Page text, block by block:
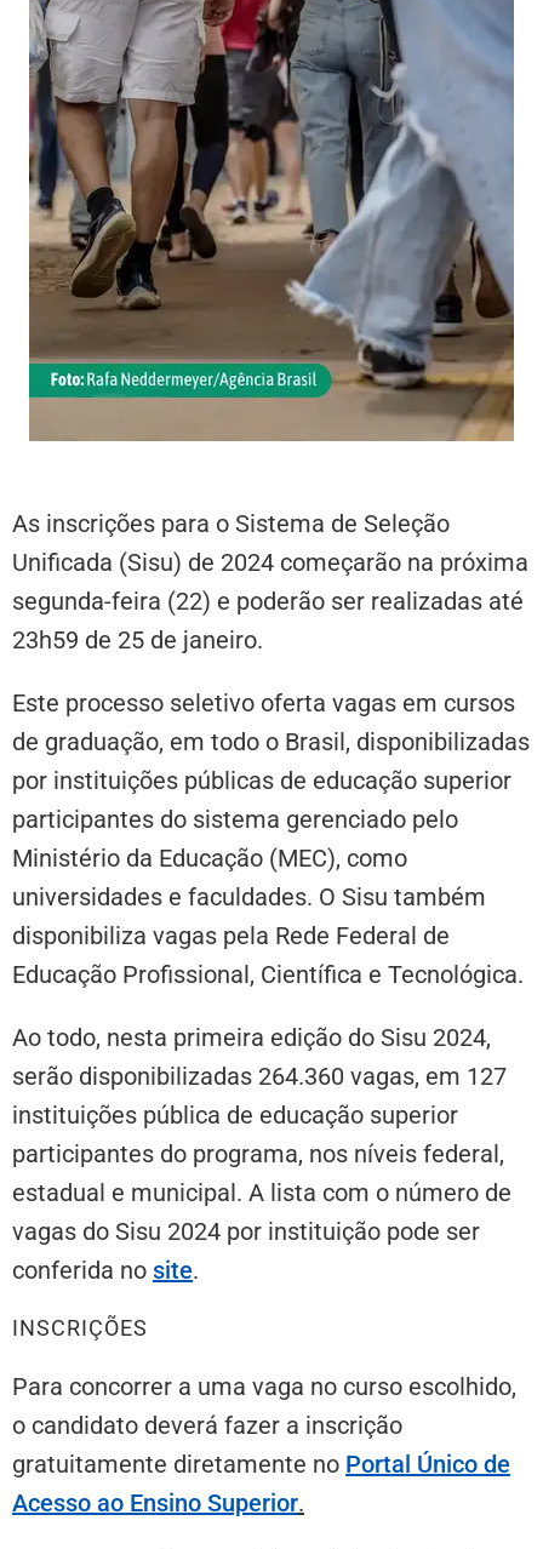
As inscrições para o Sistema de Seleção
Unificada (Sisu) de 2024 começarão na próxima
segunda-feira (22) e poderão ser realizadas até
23h59 de 25 de janeiro.
Este processo seletivo oferta vagas em cursos
de graduação, em todo o Brasil, disponibilizadas
por instituições públicas de educação superior
participantes do sistema gerenciado pelo
Ministério da Educação (MEC), como
universidades e faculdades. O Sisu também
disponibiliza vagas pela Rede Federal de
Educação Profissional, Científica e Tecnológica.
Ao todo, nesta primeira edição do Sisu 2024,
serão disponibilizadas 264.360 vagas, em 127
instituições pública de educação superior
participantes do programa, nos níveis federal,
estadual e municipal. A lista com o número de
vagas do Sisu 2024 por instituição pode ser
conferida no site.
INSCRIÇÕES
Para concorrer a uma vaga no curso escolhido,
o candidato deverá fazer a inscrição
gratuitamente diretamente no Portal Único de
Acesso ao Ensino Superior.